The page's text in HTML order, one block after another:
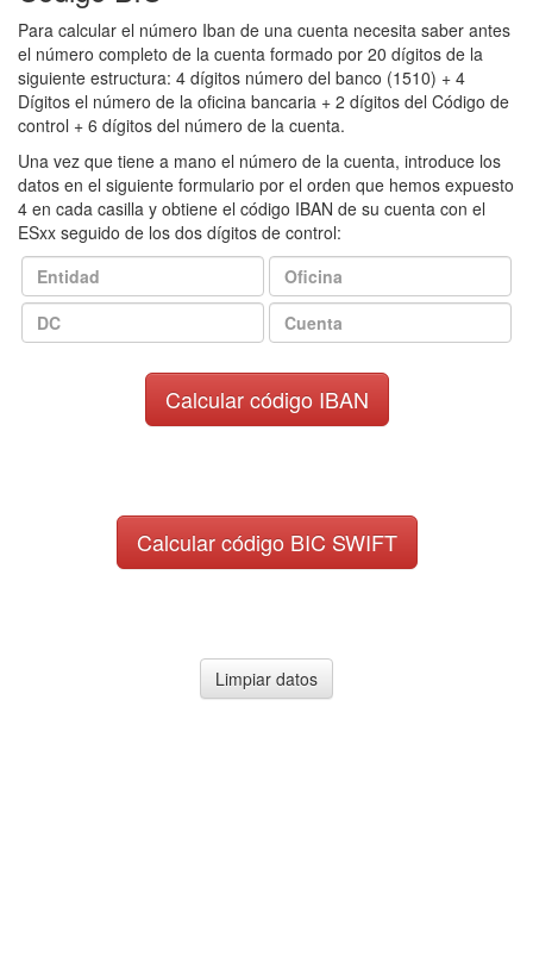
Para calcular el número Iban de una cuenta necesita saber antes
el número completo de la cuenta formado por 20 dígitos de la
siguiente estructura: 4 dígitos número del banco (1510) + 4
Dígitos el número de la oficina bancaria + 2 dígitos del Código de
control + 6 dígitos del número de la cuenta.
Una vez que tiene a mano el número de la cuenta, introduce los
datos en el siguiente formulario por el orden que hemos expuesto
4 en cada casilla y obtiene el código IBAN de su cuenta con el
ESxx seguido de los dos dígitos de control: